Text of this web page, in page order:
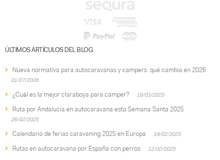
ÚLTIMOS ARTÍCULOS DEL BLOG
Nueva normativa para autocaravanas y campers: qué cambia en 2026
01/07/2026
¿Cuál es la mejor claraboya para camper? 18/03/2025
Ruta por Andalucía en autocaravana esta Semana Santa 2025
26/02/2025
Calendario de ferias caravaning 2025 en Europa 19/02/2025
Rutas en autocaravana por España con perros 12/02/2025